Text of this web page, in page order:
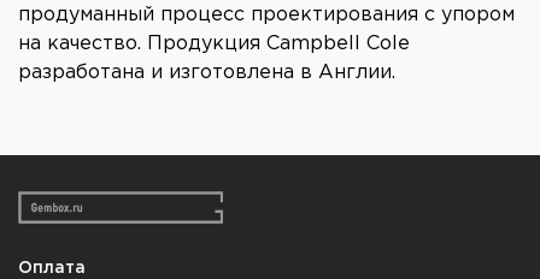
продуманный процесс проектирования с упором
на качество. Продукция Campbell Cole
разработана и изготовлена в Англии.
Оплата